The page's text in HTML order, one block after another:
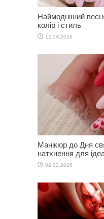
Наймодніший
колір і стиль
12.04.2026
Манікюр до Дня
натхнення для
02.02.2026